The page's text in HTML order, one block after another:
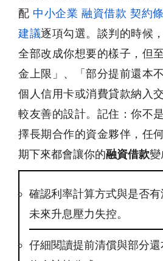
配 中小企業 融資借款 契約
建議逐項勾選。談判的時候
全部改成你想要的樣子，但
金上限」、「部分提前還本
個人信用卡或消費貸款納入
較友善的設計。記住：你不
擇長期合作的資金夥伴，任
期下來都會讓你的融資借款變
確認利率計算方式與是否
未來升息壓力失控。
仔細閱讀提前清償與部分